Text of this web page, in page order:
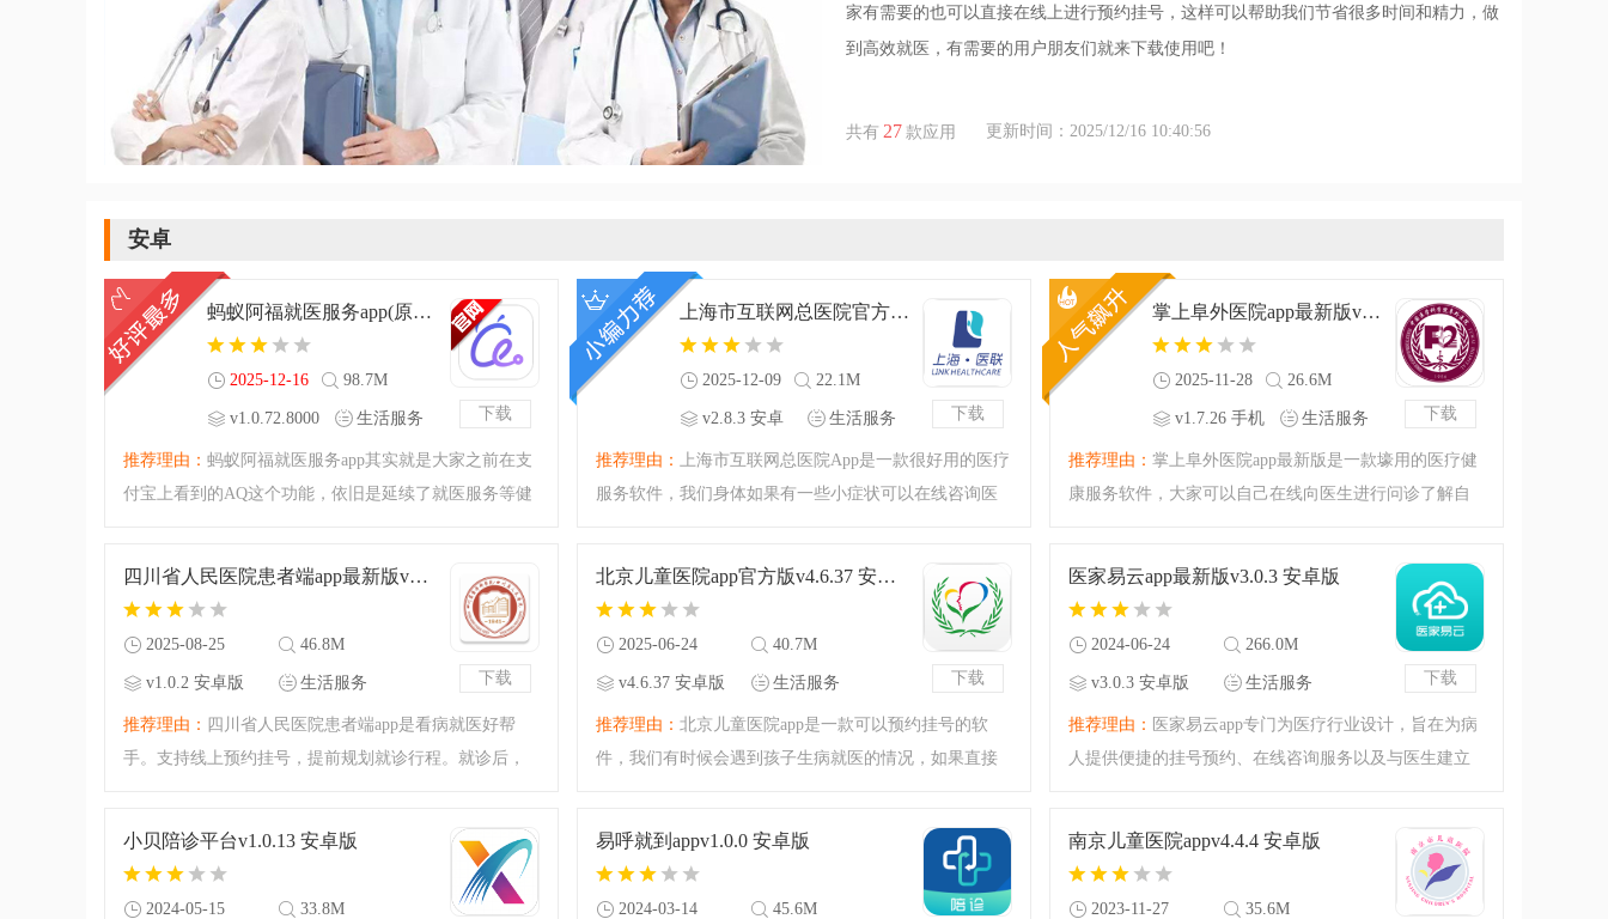
家有需要的也可以直接在线上进行预约挂号，这样可以帮助我们节省很多时间和精力，做
到高效就医，有需要的用户朋友们就来下载使用吧！
共有 27 款应用 更新时间：2025/12/16 10:40:56
安卓
下载
蚂蚁阿福就医服务app(原AQ)v1.0.72.8000 手机版
2025-12-16 98.7M
v1.0.72.8000
生活服务
推荐理由： 蚂蚁阿福就医服务app其实就是大家之前在支
付宝上看到的AQ这个功能，依旧是延续了就医服务等健
下载
上海市互联网总医院官方版v2.8.3 安卓版
2025-12-09 22.1M
v2.8.3 安卓
生活服务
推荐理由： 上海市互联网总医院App是一款很好用的医疗
服务软件，我们身体如果有一些小症状可以在线咨询医
身体健康问题，这款软件提供在线挂号、预约名医的功
下载
掌上阜外医院app最新版v1.7.26 手机版
2025-11-28 26.6M
v1.7.26 手机
生活服务
推荐理由： 掌上阜外医院app最新版是一款壕用的医疗健
康服务软件，大家可以自己在线向医生进行问诊了解自
挂号排队交费，节省了更多的事件，不仅能挂号还能在
下载
四川省人民医院患者端app最新版v1.0.2 安卓版
2025-08-25 46.8M
v1.0.2 安卓版 生活服务
推荐理由： 四川省人民医院患者端app是看病就医好帮
手。支持线上预约挂号，提前规划就诊行程。就诊后，
药品清单，住院患者也能通过它办理自助入院、查看住
下载
北京儿童医院app官方版v4.6.37 安卓版
2025-06-24 40.7M
v4.6.37 安卓版 生活服务
推荐理由： 北京儿童医院app是一款可以预约挂号的软
件，我们有时候会遇到孩子生病就医的情况，如果直接
软件直接在App上进行挂号，免去排队的时间，还可以通
下载
医家易云app最新版v3.0.3 安卓版
2024-06-24 266.0M
v3.0.3 安卓版 生活服务
推荐理由： 医家易云app专门为医疗行业设计，旨在为病
人提供便捷的挂号预约、在线咨询服务以及与医生建立
小贝陪诊平台v1.0.13 安卓版
2024-05-15 33.8M
易呼就到appv1.0.0 安卓版
2024-03-14 45.6M
南京儿童医院appv4.4.4 安卓版
2023-11-27 35.6M